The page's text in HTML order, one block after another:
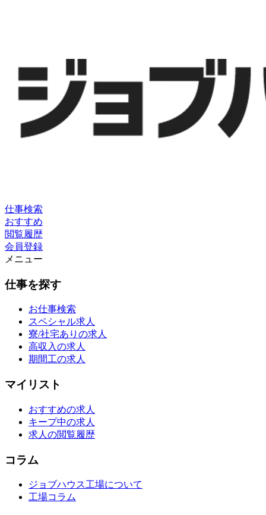
仕事検索
おすすめ
閲覧履歴
会員登録
メニュー
仕事を探す
お仕事検索
スペシャル求人
寮/社宅ありの求人
高収入の求人
期間工の求人
マイリスト
おすすめの求人
キープ中の求人
求人の閲覧履歴
コラム
ジョブハウス工場について
工場コラム